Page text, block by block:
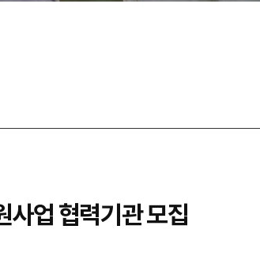
사업 협력기관 모집